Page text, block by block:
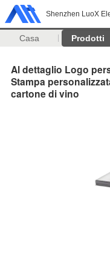
Shenzhen LuoX
Casa Prodotti
Al dettaglio Logo
Stampa
cartone di vino